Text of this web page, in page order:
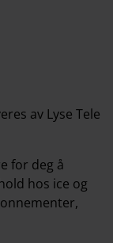
av Lyse Tele
for deg å
hos ice og